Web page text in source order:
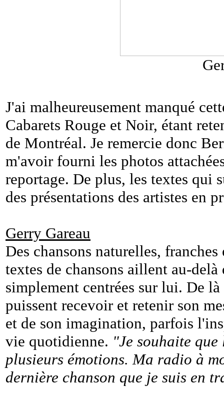
J'ai malheureusement manqué
Cabarets Rouge et Noir, étant
de Montréal. Je remercie donc
m'avoir fourni les photos
reportage. De plus, les textes qui
des présentations des artistes en
Gerry Gareau
Des chansons naturelles,
textes de chansons aillent au-
simplement centrées sur lui. De
puissent recevoir et retenir son
et de son imagination, parfois
vie quotidienne. "Je souhaite
plusieurs émotions. Ma radio à
dernière chanson que je suis en